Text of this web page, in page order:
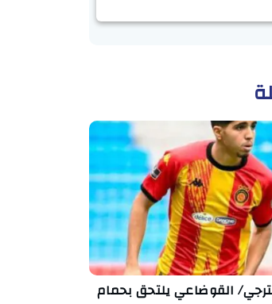
القوضاعي يلتحق بحمام